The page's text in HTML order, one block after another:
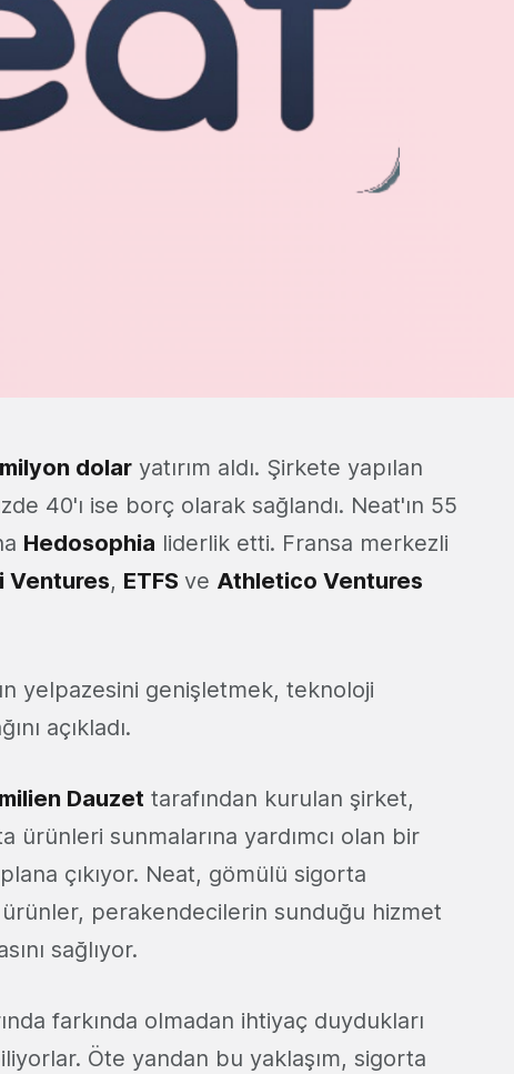
dolar yatırım aldı. Şirkete yapılan
40'ı ise borç olarak sağlandı. Neat'ın 55
Hedosophia liderlik etti. Fransa merkezli
Ventures, ETFS ve Athletico Ventures
yelpazesini genişletmek, teknoloji
açıkladı.
Dauzet tarafından kurulan şirket,
sunmalarına yardımcı olan bir
çıkıyor. Neat, gömülü sigorta
perakendecilerin sunduğu hizmet
sağlıyor.
farkında olmadan ihtiyaç duydukları
Öte yandan bu yaklaşım, sigorta